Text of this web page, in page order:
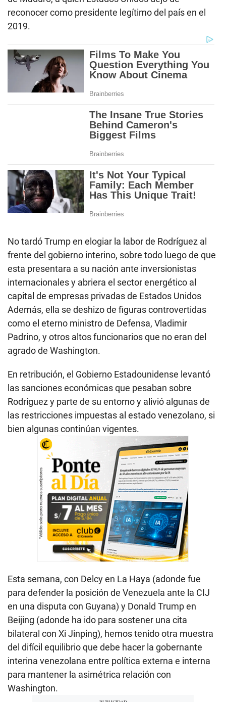
reconocer como presidente legítimo del país en el
2019.
No tardó Trump en elogiar la labor de Rodríguez al
frente del gobierno interino, sobre todo luego de que
esta presentara a su nación ante inversionistas
internacionales y abriera el sector energético al
capital de empresas privadas de Estados Unidos
Además, ella se deshizo de figuras controvertidas
como el eterno ministro de Defensa, Vladimir
Padrino, y otros altos funcionarios que no eran del
agrado de Washington.
En retribución, el Gobierno Estadounidense levantó
las sanciones económicas que pesaban sobre
Rodríguez y parte de su entorno y alivió algunas de
las restricciones impuestas al estado venezolano, si
bien algunas continúan vigentes.
Esta semana, con Delcy en La Haya (adonde fue
para defender la posición de Venezuela ante la CIJ
en una disputa con Guyana) y Donald Trump en
Beijing (adonde ha ido para sostener una cita
bilateral con Xi Jinping), hemos tenido otra muestra
del difícil equilibrio que debe hacer la gobernante
interina venezolana entre política externa e interna
para mantener la asimétrica relación con
Washington.